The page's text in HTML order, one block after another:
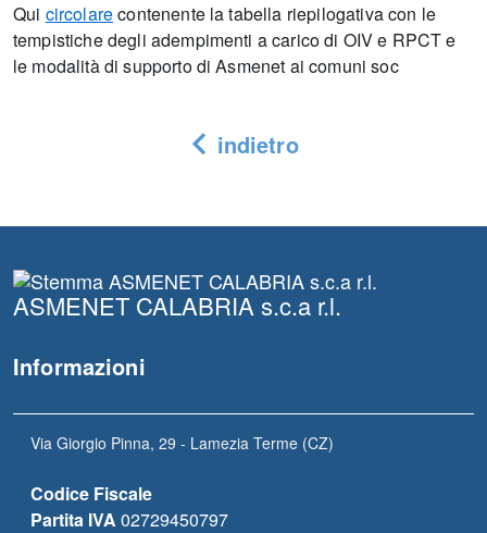
Qui circolarecontenente la tabella riepilogativa con le
tempistiche degli adempimenti a carico di OIV e RPCT e
le modalità di supporto di Asmenet ai comuni soc
indietro
ASMENET CALABRIA s.c.a r.l.
Informazioni
Via Giorgio Pinna, 29 - Lamezia Terme (CZ)
Codice Fiscale
Partita IVA 02729450797